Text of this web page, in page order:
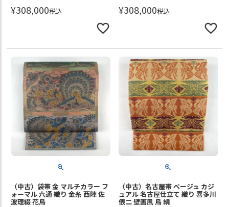
¥308,000税込 ¥308,000税込
（中古）袋帯 金 マルチカラー フ
ォーマル 六通 織り 金糸 西陣 佐
波理綴 花鳥
（中古）名古屋帯 ベージュ カジ
ュアル 名古屋仕立て 織り 喜多川
俵二 壁画風 鳥 絹